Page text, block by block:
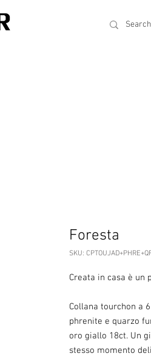
Foresta
SKU:
Creata in casa è un
Collana tourchon a
phrenite e quarzo
oro giallo 18ct. Un
stesso momento